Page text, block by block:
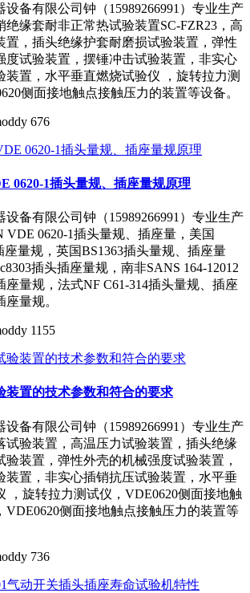
设备有限公司钟（15989266991）专业生产
绝缘套耐非正常热试验装置SC-FZR23，高
置，插头绝缘护套耐磨损试验装置，弹性
度试验装置，摆锤冲击试验装置，非实心
装置，水平垂直燃烧试验仪 ，旋转拉力测
侧面接地触点接触压力的装置等设备。
676
0620-1插头量规、插座量规原理
设备有限公司钟（15989266991）专业生产
VDE 0620-1插头量规、插座量，美国
座量规，英国BS1363插头量规、插座量
插头插座量规，南非SANS 164-12012
座量规，法式NF C61-314插头量规、插座
量规。
1155
装置的技术参数和符合的要求
设备有限公司钟（15989266991）专业生产
试验装置，高温压力试验装置，插头绝缘
验装置，弹性外壳的机械强度试验装置，
装置，非实心插销抗压试验装置，水平垂
，旋转拉力测试仪，VDE0620侧面接地触
VDE0620侧面接地触点接触压力的装置等
736